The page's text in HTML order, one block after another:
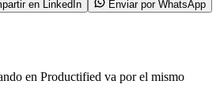
en LinkedIn
Enviar por WhatsApp
en Productified va por el mismo